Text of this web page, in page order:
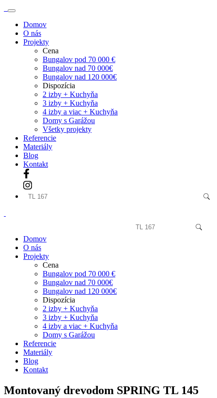
Domov
O nás
Projekty
Cena
Bungalov pod 70 000 €
Bungalov nad 70 000€
Bungalov nad 120 000€
Dispozícia
2 izby + Kuchyňa
3 izby + Kuchyňa
4 izby a viac + Kuchyňa
Domy s Garážou
Všetky projekty
Referencie
Materiály
Blog
Kontakt
Domov
O nás
Projekty
Cena
Bungalov pod 70 000 €
Bungalov nad 70 000€
Bungalov nad 120 000€
Dispozícia
2 izby + Kuchyňa
3 izby + Kuchyňa
4 izby a viac + Kuchyňa
Domy s Garážou
Referencie
Materiály
Blog
Kontakt
Montovaný drevodom SPRING TL 145